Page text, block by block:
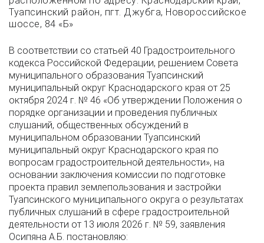
Туапсинский район, пгт. Джубга, Новороссийское
шоссе, 84 «Б»
В соответствии со статьей 40 Градостроительного
кодекса Российской Федерации, решением Совета
муниципального образования Туапсинский
муниципальный округ Краснодарского края от 25
октября 2024 г. № 46 «Об утверждении Положения о
порядке организации и проведения публичных
слушаний, общественных обсуждений в
муниципальном образовании Туапсинский
муниципальный округ Краснодарского края по
вопросам градостроительной деятельности», на
основании заключения комиссии по подготовке
проекта правил землепользования и застройки
Туапсинского муниципального округа о результатах
публичных слушаний в сфере градостроительной
деятельности от 13 июля 2026 г. № 59, заявления
Осипяна А.Б. постановляю: